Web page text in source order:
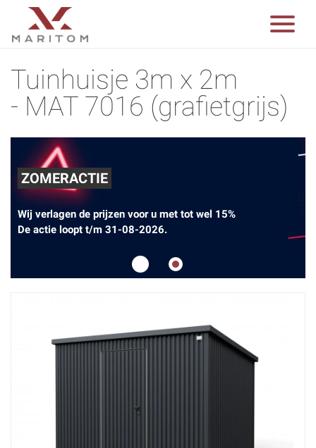
Tuinhuisje 3m x 2m
- MAT 7016 (grafietgrijs)
ZOMERACTIE
Wij verlagen de prijzen voor u met tot wel 15%
De actie loopt t/m 31-08-2026.